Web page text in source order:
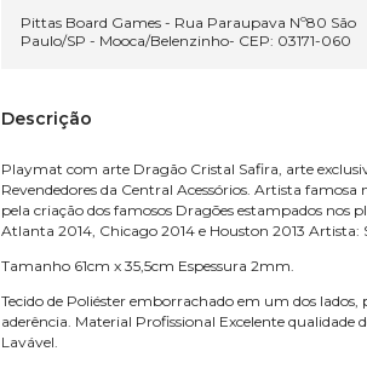
Pittas Board Games - Rua Paraupava Nº80 São
Paulo/SP - Mooca/Belenzinho- CEP: 03171-060
Descrição
Playmat com arte Dragão Cristal Safira, arte
Revendedores da Central Acessórios. Artista famosa
pela criação dos famosos Dragões estampados nos
Atlanta 2014, Chicago 2014 e Houston 2013 Artista:
Tamanho 61cm x 35,5cm Espessura 2mm.
Tecido de Poliéster emborrachado em um dos
aderência. Material Profissional Excelente qualidade
Lavável.